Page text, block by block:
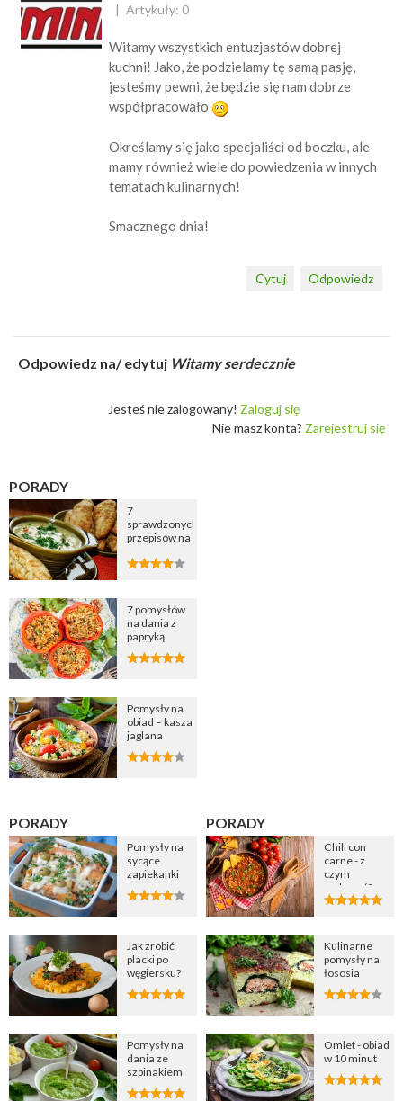
Artykuły: 0
Witamy wszystkich entuzjastów dobrej
kuchni! Jako, że podzielamy tę samą pasję,
jesteśmy pewni, że będzie się nam dobrze
współpracowało
Określamy się jako specjaliści od boczku, ale
mamy również wiele do powiedzenia w innych
tematach kulinarnych!
Smacznego dnia!
Odpowiedz
Cytuj
Odpowiedz na/ edytuj Witamy serdecznie
Jesteś nie zalogowany! Zaloguj się
Nie masz konta? Zarejestruj się
PORADY
7
sprawdzonych
przepisów na
cebulową
7 pomysłów
na dania z
papryką
Pomysły na
obiad – kasza
jaglana
PORADY
Pomysły na
sycące
zapiekanki
Jak zrobić
placki po
węgiersku?
Pomysły na
dania ze
szpinakiem
PORADY
Chili con
carne - z
czym
podawać?
Kulinarne
pomysły na
łososia
Omlet - obiad
w 10 minut